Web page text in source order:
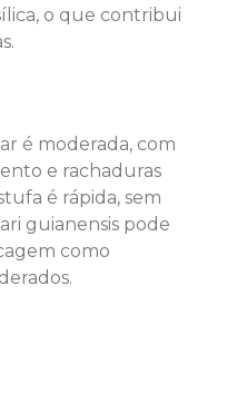
o que contribui
é moderada, com
e rachaduras
é rápida, sem
guianensis pode
como